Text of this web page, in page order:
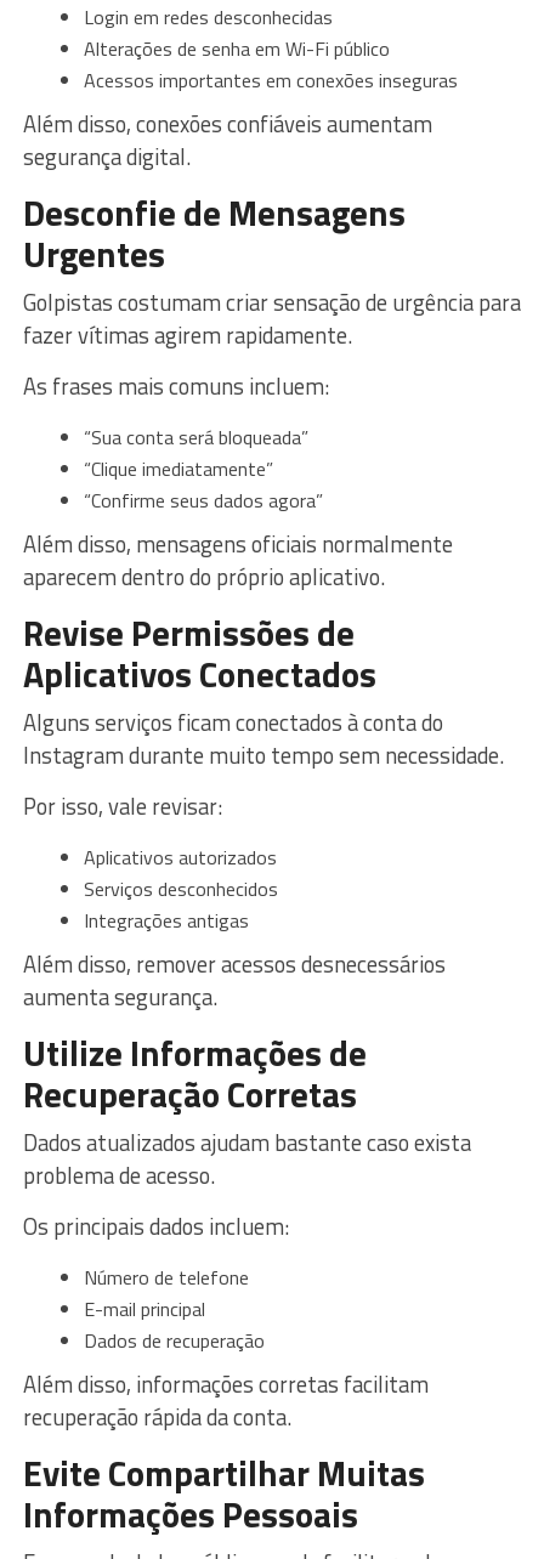
Login em redes desconhecidas
Alterações de senha em Wi-Fi público
Acessos importantes em conexões inseguras
Além disso, conexões confiáveis aumentam
segurança digital.
Desconfie de Mensagens
Urgentes
Golpistas costumam criar sensação de urgência para
fazer vítimas agirem rapidamente.
As frases mais comuns incluem:
“Sua conta será bloqueada”
“Clique imediatamente”
“Confirme seus dados agora”
Além disso, mensagens oficiais normalmente
aparecem dentro do próprio aplicativo.
Revise Permissões de
Aplicativos Conectados
Alguns serviços ficam conectados à conta do
Instagram durante muito tempo sem necessidade.
Por isso, vale revisar:
Aplicativos autorizados
Serviços desconhecidos
Integrações antigas
Além disso, remover acessos desnecessários
aumenta segurança.
Utilize Informações de
Recuperação Corretas
Dados atualizados ajudam bastante caso exista
problema de acesso.
Os principais dados incluem:
Número de telefone
E-mail principal
Dados de recuperação
Além disso, informações corretas facilitam
recuperação rápida da conta.
Evite Compartilhar Muitas
Informações Pessoais